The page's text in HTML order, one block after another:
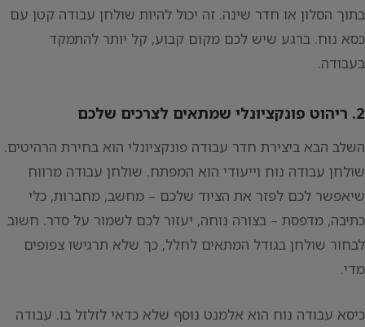
בתוך הסלון או חדר שינה. זה יכול להיות שולחן עבודה קטן עם
כסא נוח. ברגע שיש לכם מקום קבוע, קל יותר להתמקד
בעבודה.
2. ריהוט פונקציונלי שמתאים לצרכים שלכם
השלב הבא ביצירת חדר עבודה פונקציונלי הוא בחירת הרהיטים.
שולחן עבודה נוח וייעודי הוא המפתח. שולחן עבודה מרווח
שיאפשר לכם לפזר את הציוד שלכם – מחשב, מחברות, כלי
כתיבה, מדפסת – בצורה נוחה, יעזור לכם לשמור על סדר. חשוב
לבחור שולחן בגודל המתאים לחלל, כך שלא תרגישו צפופים
מדי.
כיסא עבודה נוח הוא אלמנט נוסף שלא כדאי לזלזל בו. עבודה